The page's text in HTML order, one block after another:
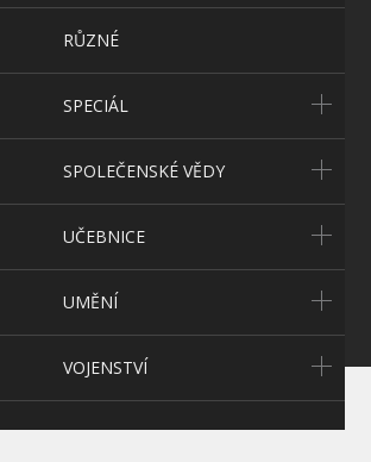
RŮZNÉ
SPECIÁL
SPOLEČENSKÉ VĚDY
UČEBNICE
UMĚNÍ
VOJENSTVÍ